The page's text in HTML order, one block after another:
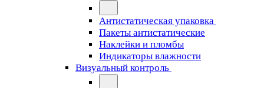
Антистатическая упаковка
Пакеты антистатические
Наклейки и пломбы
Индикаторы влажности
Визуальный контроль